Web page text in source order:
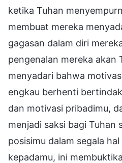
ketika Tuhan
membuat mereka
gagasan dalam diri
pengenalan mereka akan
menyadari bahwa
engkau berhenti
dan motivasi pribadimu,
menjadi saksi bagi Tuhan
posisimu dalam segala
kepadamu, ini